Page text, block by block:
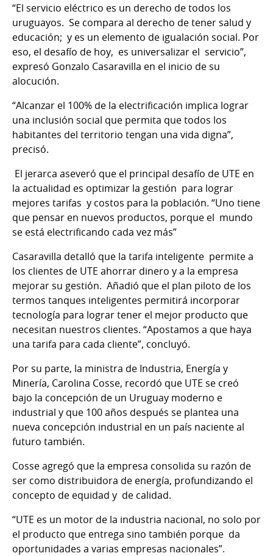
“El servicio eléctrico es un derecho de todos los
uruguayos. Se compara al derecho de tener salud y
educación; y es un elemento de igualación social. Por
eso, el desafío de hoy, es universalizar el servicio”,
expresó Gonzalo Casaravilla en el inicio de su
alocución.
“Alcanzar el 100% de la electrificación implica lograr
una inclusión social que permita que todos los
habitantes del territorio tengan una vida digna”,
precisó.
El jerarca aseveró que el principal desafío de UTE en
la actualidad es optimizar la gestión para lograr
mejores tarifas y costos para la población. “Uno tiene
que pensar en nuevos productos, porque el mundo
se está electrificando cada vez más”
Casaravilla detalló que la tarifa inteligente permite a
los clientes de UTE ahorrar dinero y a la empresa
mejorar su gestión. Añadió que el plan piloto de los
termos tanques inteligentes permitirá incorporar
tecnología para lograr tener el mejor producto que
necesitan nuestros clientes. “Apostamos a que haya
una tarifa para cada cliente”, concluyó.
Por su parte, la ministra de Industria, Energía y
Minería, Carolina Cosse, recordó que UTE se creó
bajo la concepción de un Uruguay moderno e
industrial y que 100 años después se plantea una
nueva concepción industrial en un país naciente al
futuro también.
Cosse agregó que la empresa consolida su razón de
ser como distribuidora de energía, profundizando el
concepto de equidad y de calidad.
“UTE es un motor de la industria nacional, no solo por
el producto que entrega sino también porque da
oportunidades a varias empresas nacionales”.